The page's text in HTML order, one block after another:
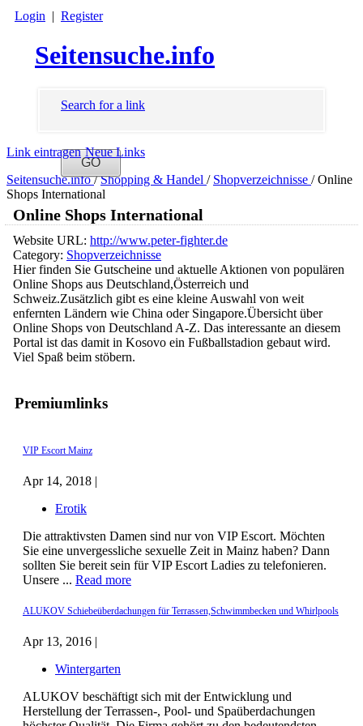
Login | Register
Seitensuche.info
Search for a link
Link eintragen Neue Links
Seitensuche.info/ Shopping & Handel / Shopverzeichnisse / Online
Shops International
Premiumlinks
VIP Escort Mainz
Apr 14, 2018 |
Erotik
Die attraktivsten Damen sind nur von VIP Escort. Möchten
Sie eine unvergessliche sexuelle Zeit in Mainz haben? Dann
sollten Sie bereit sein für VIP Escort Ladies zu telefonieren.
Unsere ... Read more
ALUKOV Schiebeüberdachungen für Terrassen,Schwimmbecken und Whirlpools
Apr 13, 2016 |
Wintergarten
ALUKOV beschäftigt sich mit der Entwicklung und
Herstellung der Terrassen-, Pool- und Spaüberdachungen
Online Shops International
Website URL: http://www.peter-fighter.de
Category: Shopverzeichnisse
Hier finden Sie Gutscheine und aktuelle Aktionen von populären
Online Shops aus Deutschland,Österreich und
Schweiz.Zusätzlich gibt es eine kleine Auswahl von weit
enfernten Ländern wie China oder Singapore.Übersicht über
Online Shops von Deutschland A-Z. Das interessante an diesem
Portal ist das damit in Kosovo ein Fußballstadion gebaut wird.
Viel Spaß beim stöbern.